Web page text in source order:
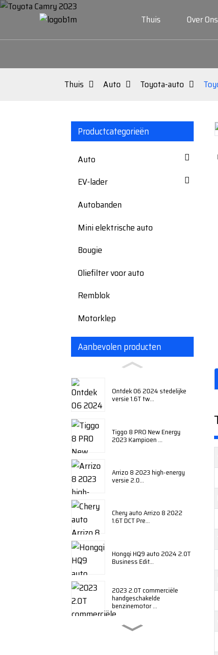
Thuis Over Ons
Thuis Auto Toyota-auto
Productcategorieën
Auto
EV-lader
Autobanden
Mini elektrische auto
Bougie
Oliefilter voor auto
Remblok
Motorklep
Aanbevolen producten
Ontdek 06 2024 stedelijke
versie 1.6T tw...
Tiggo 8 PRO New Energy
2023 Kampioen ...
Arrizo 8 2023 high-energy
versie 2.0...
Chery auto Arrizo 8 2022
1.6T DCT Pre...
Hongqi HQ9 auto 2024 2.0T
Business Edit...
2023 2.0T commerciële
handgeschakelde
benzinemotor ...
BYD Qin plus 2024 honor
Loading...
Loading...